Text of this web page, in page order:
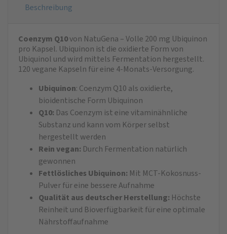
Beschreibung
Coenzym Q10von NatuGena – Volle 200 mg Ubiquinon
pro Kapsel. Ubiquinon ist die oxidierte Form von
Ubiquinol und wird mittels Fermentation hergestellt.
120 vegane Kapseln für eine 4-Monats-Versorgung.
Ubiquinon: Coenzym Q10 als oxidierte,
bioidentische Form Ubiquinon
Q10: Das Coenzym ist eine vitaminähnliche
Substanz und kann vom Körper selbst
hergestellt werden
Rein vegan: Durch Fermentation natürlich
gewonnen
Fettlösliches Ubiquinon: Mit MCT-Kokosnuss-
Pulver für eine bessere Aufnahme
Qualität aus deutscher Herstellung: Höchste
Reinheit und Bioverfügbarkeit für eine optimale
Nährstoffaufnahme